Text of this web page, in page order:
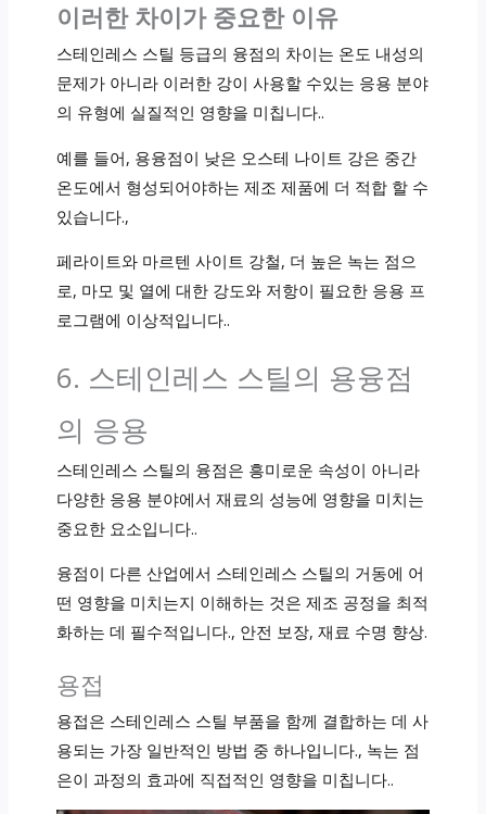
이러한 차이가 중요한 이유
스테인레스 스틸 등급의 융점의 차이는 온도 내성의
문제가 아니라 이러한 강이 사용할 수있는 응용 분야
의 유형에 실질적인 영향을 미칩니다..
예를 들어, 용융점이 낮은 오스테 나이트 강은 중간
온도에서 형성되어야하는 제조 제품에 더 적합 할 수
있습니다.,
페라이트와 마르텐 사이트 강철, 더 높은 녹는 점으
로, 마모 및 열에 대한 강도와 저항이 필요한 응용 프
로그램에 이상적입니다..
6. 스테인레스 스틸의 용융점
의 응용
스테인레스 스틸의 융점은 흥미로운 속성이 아니라
다양한 응용 분야에서 재료의 성능에 영향을 미치는
중요한 요소입니다..
융점이 다른 산업에서 스테인레스 스틸의 거동에 어
떤 영향을 미치는지 이해하는 것은 제조 공정을 최적
화하는 데 필수적입니다., 안전 보장, 재료 수명 향상.
용접
용접은 스테인레스 스틸 부품을 함께 결합하는 데 사
용되는 가장 일반적인 방법 중 하나입니다., 녹는 점
은이 과정의 효과에 직접적인 영향을 미칩니다..